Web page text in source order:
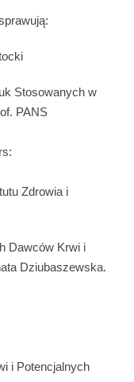
Stosowanych w
PANS
Zdrowia i
Dawców Krwi i
Dziubaszewska.
i Potencjalnych